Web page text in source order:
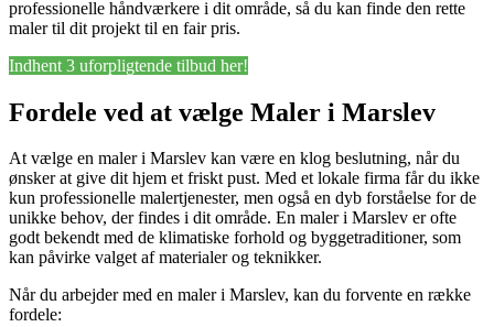
professionelle håndværkere i dit område, så du kan finde den rette
maler til dit projekt til en fair pris.
Indhent 3 uforpligtende tilbud her!
Fordele ved at vælge Maler i Marslev
At vælge en maler i Marslev kan være en klog beslutning, når du
ønsker at give dit hjem et friskt pust. Med et lokale firma får du ikke
kun professionelle malertjenester, men også en dyb forståelse for de
unikke behov, der findes i dit område. En maler i Marslev er ofte
godt bekendt med de klimatiske forhold og byggetraditioner, som
kan påvirke valget af materialer og teknikker.
Når du arbejder med en maler i Marslev, kan du forvente en række
fordele: